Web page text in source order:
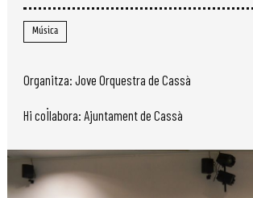
Música
Organitza: Jove Orquestra de Cassà
Hi col·labora: Ajuntament de Cassà